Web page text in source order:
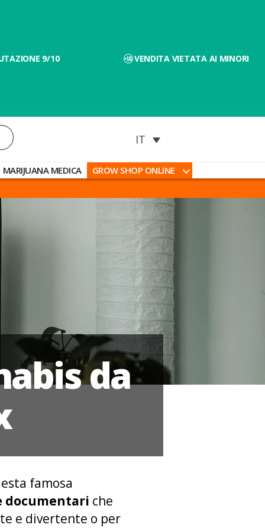
9/10 VENDITA VIETATA AI MINORI
MARIJUANA MEDICA GROW SHOP ONLINE
da
famosa
documentari che
e divertente o per